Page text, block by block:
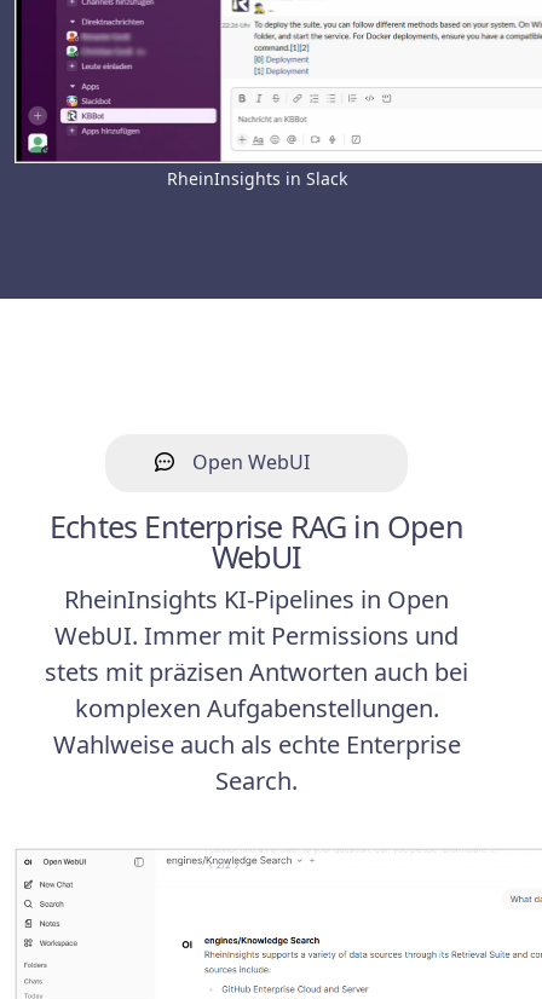
RheinInsights in Slack
Open WebUI
Echtes Enterprise RAG in Open
WebUI
RheinInsights KI-Pipelines in Open
WebUI. Immer mit Permissions und
stets mit präzisen Antworten auch bei
komplexen Aufgabenstellungen.
Wahlweise auch als echte Enterprise
Search.